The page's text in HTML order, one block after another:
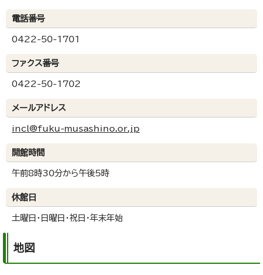
電話番号
0422-50-1701
ファクス番号
0422-50-1702
メールアドレス
incl@fuku-musashino.or.jp
開館時間
午前8時30分から午後5時
休館日
土曜日・日曜日・祝日・年末年始
地図